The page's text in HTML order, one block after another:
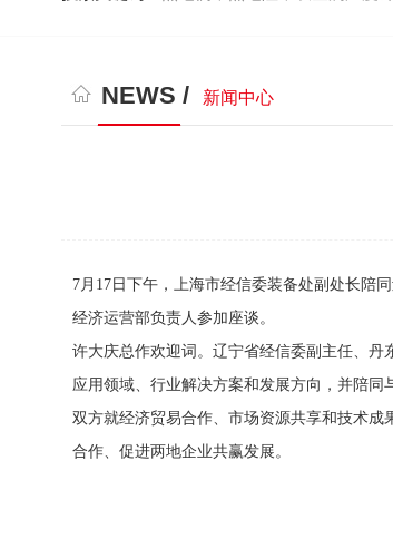
NEWS / 新闻中心
7月17日下午，上海市经信委装备处副处长陪
经济运营部负责人参加座谈。
许大庆总作欢迎词。辽宁省经信委副主任、
应用领域、行业解决方案和发展方向，并陪同
双方就经济贸易合作、市场资源共享和技术
合作、促进两地企业共赢发展。